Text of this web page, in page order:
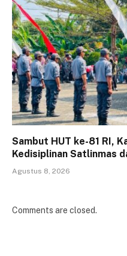
Sambut HUT ke-81 RI,
Kedisiplinan Satlinmas
Agustus 8, 2026
Comments are closed.